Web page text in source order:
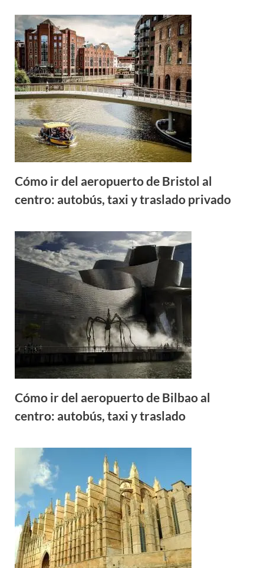
Cómo ir del aeropuerto de Bristol al
centro: autobús, taxi y traslado privado
Cómo ir del aeropuerto de Bilbao al
centro: autobús, taxi y traslado